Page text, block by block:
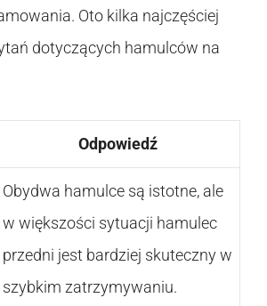
Oto kilka najczęściej
dotyczących hamulców na
Odpowiedź
Obydwa hamulce są istotne, ale
w większości sytuacji hamulec
przedni jest bardziej skuteczny w
szybkim zatrzymywaniu.